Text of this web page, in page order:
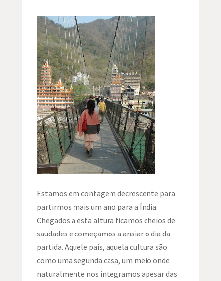
Estamos em contagem decrescente para
partirmos mais um ano para a Índia.
Chegados a esta altura ficamos cheios de
saudades e começamos a ansiar o dia da
partida. Aquele país, aquela cultura são
como uma segunda casa, um meio onde
naturalmente nos integramos apesar das